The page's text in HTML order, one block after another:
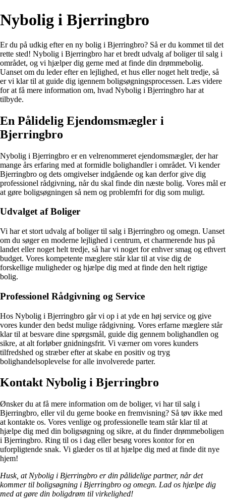
Nybolig i Bjerringbro
Er du på udkig efter en ny bolig i Bjerringbro? Så er du kommet til det
rette sted! Nybolig i Bjerringbro har et bredt udvalg af boliger til salg i
området, og vi hjælper dig gerne med at finde din drømmebolig.
Uanset om du leder efter en lejlighed, et hus eller noget helt tredje, så
er vi klar til at guide dig igennem boligsøgningsprocessen. Læs videre
for at få mere information om, hvad Nybolig i Bjerringbro har at
tilbyde.
En Pålidelig Ejendomsmægler i
Bjerringbro
Nybolig i Bjerringbro er en velrenommeret ejendomsmægler, der har
mange års erfaring med at formidle bolighandler i området. Vi kender
Bjerringbro og dets omgivelser indgående og kan derfor give dig
professionel rådgivning, når du skal finde din næste bolig. Vores mål er
at gøre boligsøgningen så nem og problemfri for dig som muligt.
Udvalget af Boliger
Vi har et stort udvalg af boliger til salg i Bjerringbro og omegn. Uanset
om du søger en moderne lejlighed i centrum, et charmerende hus på
landet eller noget helt tredje, så har vi noget for enhver smag og ethvert
budget. Vores kompetente mæglere står klar til at vise dig de
forskellige muligheder og hjælpe dig med at finde den helt rigtige
bolig.
Professionel Rådgivning og Service
Hos Nybolig i Bjerringbro går vi op i at yde en høj service og give
vores kunder den bedst mulige rådgivning. Vores erfarne mæglere står
klar til at besvare dine spørgsmål, guide dig gennem bolighandlen og
sikre, at alt forløber gnidningsfrit. Vi værner om vores kunders
tilfredshed og stræber efter at skabe en positiv og tryg
bolighandelsoplevelse for alle involverede parter.
Kontakt Nybolig i Bjerringbro
Ønsker du at få mere information om de boliger, vi har til salg i
Bjerringbro, eller vil du gerne booke en fremvisning? Så tøv ikke med
at kontakte os. Vores venlige og professionelle team står klar til at
hjælpe dig med din boligsøgning og sikre, at du finder drømmeboligen
i Bjerringbro. Ring til os i dag eller besøg vores kontor for en
uforpligtende snak. Vi glæder os til at hjælpe dig med at finde dit nye
hjem!
Husk, at Nybolig i Bjerringbro er din pålidelige partner, når det
kommer til boligsøgning i Bjerringbro og omegn. Lad os hjælpe dig
med at gøre din boligdrøm til virkelighed!